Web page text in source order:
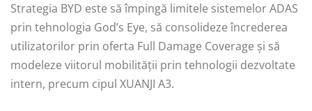
Strategia BYD este să împingă limitele sistemelor ADAS
prin tehnologia God’s Eye, să consolideze încrederea
utilizatorilor prin oferta Full Damage Coverage și să
modeleze viitorul mobilității prin tehnologii dezvoltate
intern, precum cipul XUANJI A3.